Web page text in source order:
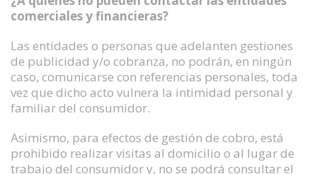
comerciales y financieras?
Las entidades o personas que adelanten gestiones
de publicidad y/o cobranza, no podrán, en ningún
caso, comunicarse con referencias personales, toda
vez que dicho acto vulnera la intimidad personal y
familiar del consumidor.
Asimismo, para efectos de gestión de cobro, está
prohibido realizar visitas al domicilio o al lugar de
trabajo del consumidor y, no se podrá consultar el